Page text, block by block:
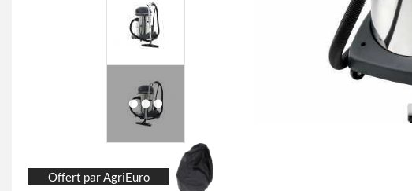
Offert par AgriEuro